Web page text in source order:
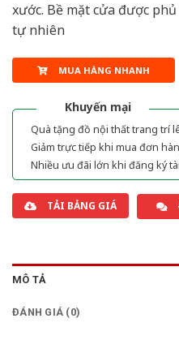
xước. Bề mặt cửa được
tự nhiên
MUA HÀNG NHANH
Khuyến mại
Quà tặng đồ nội thất trang trí
Giảm trực tiếp khi mua đơn
Nhiều ưu đãi lớn khi đăng ký
TẢI BẢNG GIÁ
MÔ TẢ
ĐÁNH GIÁ (0)